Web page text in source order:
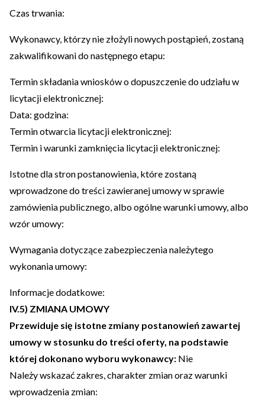
Czas trwania:
Wykonawcy, którzy nie złożyli nowych postąpień, zostaną
zakwalifikowani do następnego etapu:
Termin składania wniosków o dopuszczenie do udziału w
licytacji elektronicznej:
Data: godzina:
Termin otwarcia licytacji elektronicznej:
Termin i warunki zamknięcia licytacji elektronicznej:
Istotne dla stron postanowienia, które zostaną
wprowadzone do treści zawieranej umowy w sprawie
zamówienia publicznego, albo ogólne warunki umowy, albo
wzór umowy:
Wymagania dotyczące zabezpieczenia należytego
wykonania umowy:
Informacje dodatkowe:
IV.5) ZMIANA UMOWY
Przewiduje się istotne zmiany postanowień zawartej
umowy w stosunku do treści oferty, na podstawie
której dokonano wyboru wykonawcy: Nie
Należy wskazać zakres, charakter zmian oraz warunki
wprowadzenia zmian: